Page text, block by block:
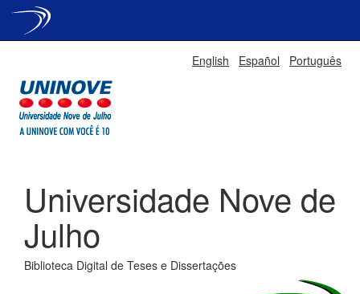
English Español Português
Universidade Nove de
Julho
Biblioteca Digital de Teses e Dissertações